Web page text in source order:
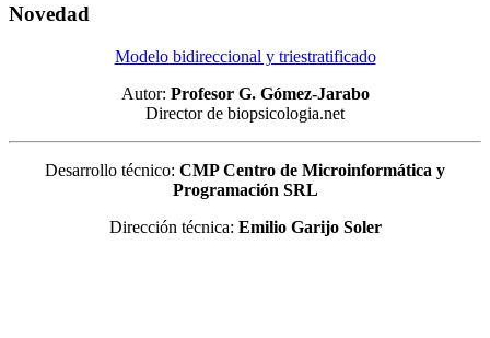
Novedad
Modelo bidireccional y triestratificado
Autor: Profesor G. Gómez-Jarabo
Director de biopsicologia.net
Desarrollo técnico: CMP Centro de Microinformática y
Programación SRL
Dirección técnica: Emilio Garijo Soler